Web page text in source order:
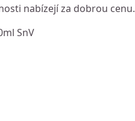
nabízejí za dobrou cenu.
SnV